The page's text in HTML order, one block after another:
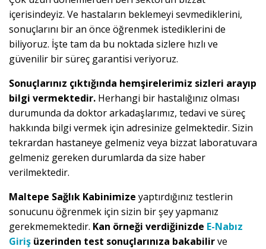
içerisindeyiz. Ve hastaların beklemeyi sevmediklerini,
sonuçlarını bir an önce öğrenmek istediklerini de
biliyoruz. İşte tam da bu noktada sizlere hızlı ve
güvenilir bir süreç garantisi veriyoruz.
Sonuçlarınız çıktığında hemşirelerimiz sizleri arayıp
bilgi vermektedir. Herhangi bir hastalığınız olması
durumunda da doktor arkadaşlarımız, tedavi ve süreç
hakkında bilgi vermek için adresinize gelmektedir. Sizin
tekrardan hastaneye gelmeniz veya bizzat laboratuvara
gelmeniz gereken durumlarda da size haber
verilmektedir.
Maltepe Sağlık Kabinimize yaptırdığınız testlerin
sonucunu öğrenmek için sizin bir şey yapmanız
gerekmemektedir. Kan örneği verdiğinizde E-Nabız
Giriş üzerinden test sonuçlarınıza bakabilirve